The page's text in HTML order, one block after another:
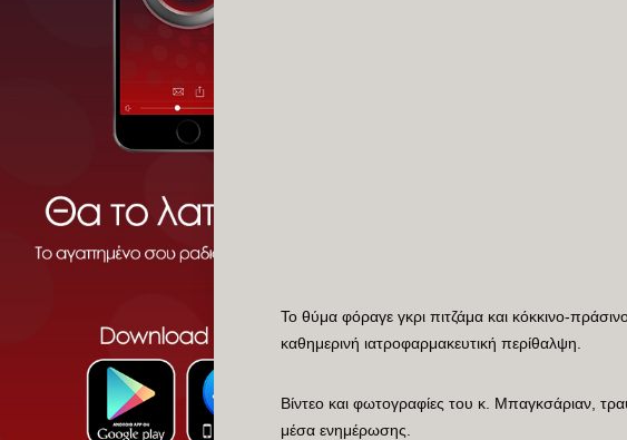
Το θύμα φόραγε γκρι πιτζάμα και κόκκινο-
καθημερινή ιατροφαρμακευτική περίθαλψη.
Βίντεο και φωτογραφίες του κ. Μπαγκσάριαν,
μέσα ενημέρωσης.